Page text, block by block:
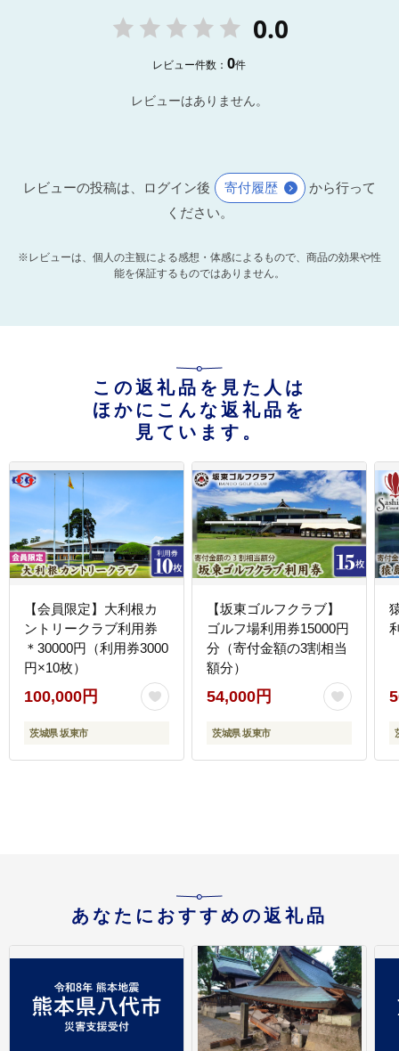
0.0
レビュー件数：0件
レビューはありません。
レビューの投稿は、ログイン後 寄付履歴
から行って
ください。
※レビューは、個人の主観による感想・体感によるもので、商品の効果や性
能を保証するものではありません。
この返礼品を見た人は
ほかにこんな返礼品を
見ています。
【会員限定】大利根カ
ントリークラブ利用券
＊30000円（利用券3000
円×10枚）
100,000円
茨城県 坂東市
【坂東ゴルフクラブ】
ゴルフ場利用券15000円
分（寄付金額の3割相当
額分）
54,000円
茨城県 坂東市
あなたにおすすめの返礼品